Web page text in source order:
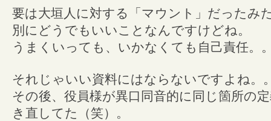
要は大垣人に対する「マウント」だったみ
別にどうでもいいことなんですけどね。
うまくいっても、いかなくても自己責任。
それじゃいい資料にはならないですよね。
その後、役員様が異口同音的に同じ箇所の
き直してた（笑）。